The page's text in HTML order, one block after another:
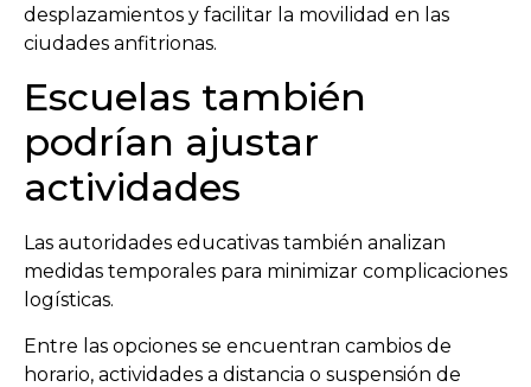
desplazamientos y facilitar la movilidad en las
ciudades anfitrionas.
Escuelas también
podrían ajustar
actividades
Las autoridades educativas también analizan
medidas temporales para minimizar complicaciones
logísticas.
Entre las opciones se encuentran cambios de
horario, actividades a distancia o suspensión de